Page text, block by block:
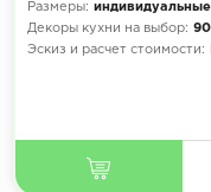
Размеры: индивидуальные
Декоры кухни на выбор:
Эскиз и расчет стоимости: